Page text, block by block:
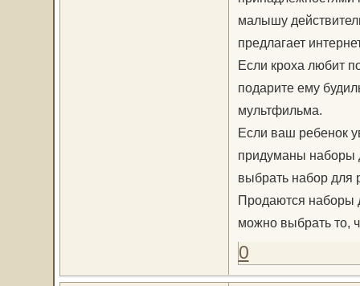
малышу
предлагает
Если кроха любит
подарите ему
мультфильма.
Если ваш ребенок
придуманы наборы
выбрать набор для
Продаются наборы
можно выбрать то,
0